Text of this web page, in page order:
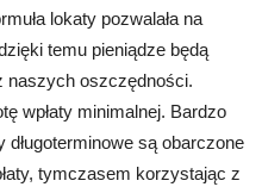
lokaty pozwalała na
temu pieniądze będą
naszych oszczędności.
wpłaty minimalnej. Bardzo
są obarczone
tymczasem korzystając z